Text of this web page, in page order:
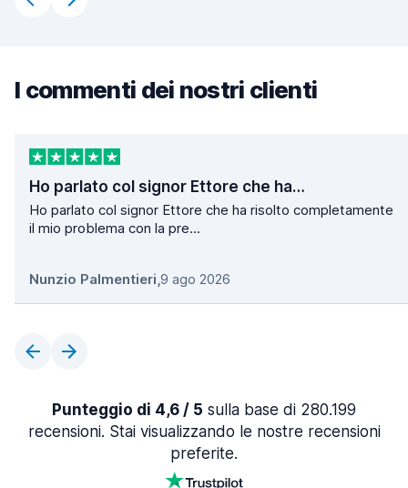
I commenti dei nostri clienti
Ho parlato col signor Ettore che ha…
Ho parlato col signor Ettore che ha risolto completamente
il mio problema con la pre...
Nunzio Palmentieri,9 ago 2026
Punteggio di 4,6 / 5 sulla base di 280.199
recensioni. Stai visualizzando le nostre recensioni
preferite.